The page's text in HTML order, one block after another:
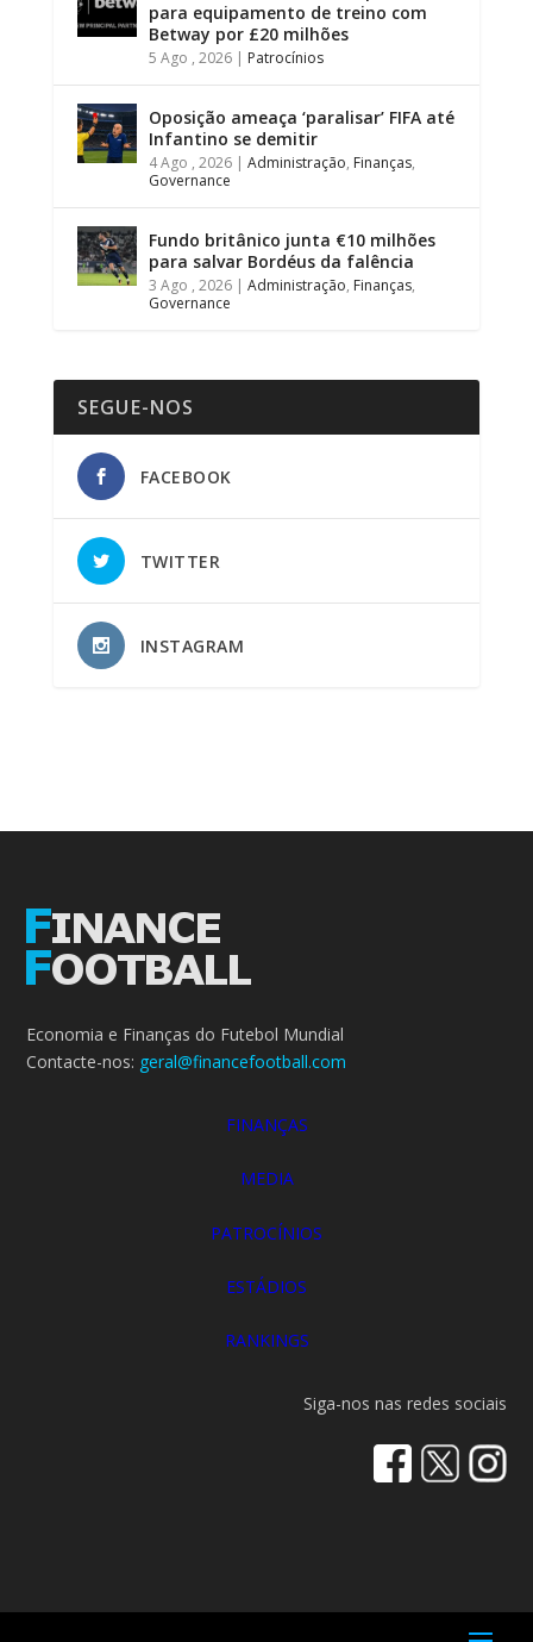
para equipamento de treino com
Betway por £20 milhões
5 Ago , 2026| Patrocínios
Oposição ameaça ‘paralisar’ FIFA até
Infantino se demitir
4 Ago , 2026| Administração, Finanças,
Governance
Fundo britânico junta €10 milhões
para salvar Bordéus da falência
3 Ago , 2026| Administração, Finanças,
Governance
SEGUE-NOS
FACEBOOK
TWITTER
INSTAGRAM
Economia e Finanças do Futebol Mundial
Contacte-nos: geral@financefootball.com
FINANÇAS
MEDIA
PATROCÍNIOS
ESTÁDIOS
RANKINGS
Siga-nos nas redes sociais